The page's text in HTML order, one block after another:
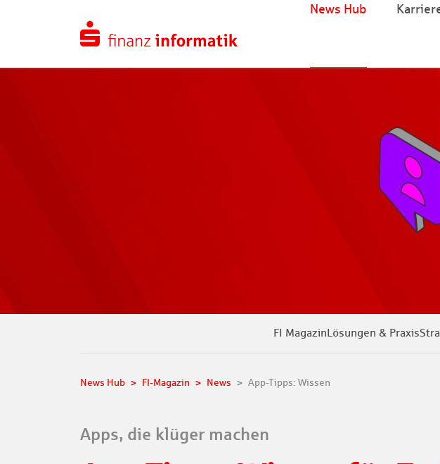
News Hub
FI MagazinLösungen & Praxis
News Hub FI-Magazin News App-Tipps: Wissen
Apps, die klüger machen